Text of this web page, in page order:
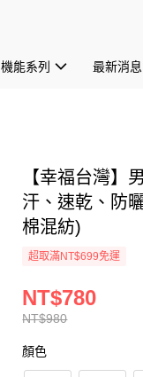
機能系列 最新消息
【幸福台灣】
汗、速乾、防
棉混紡)
超取滿NT$699免運
NT$980
NT$780
顏色